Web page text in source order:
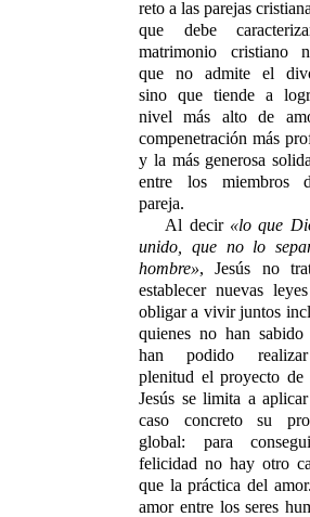
reto a las parejas
que debe
matrimonio cristiano
que no admite el
sino que tiende a
nivel más alto de
compenetración más
y la más generosa
entre los miembros
pareja.
Al decir «lo que
unido, que no lo
hombre», Jesús no
estable­cer nuevas
obligar a vivir juntos
quienes no han
han podido
plenitud el proyecto de
Jesús se limita a
caso concreto su
global: para
felicidad no hay otro
que la práctica del
amor entre los seres